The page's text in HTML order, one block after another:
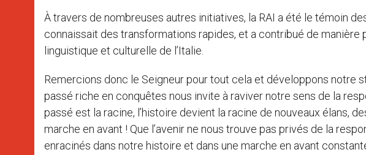
À travers de nombreuses autres initiatives, la RAI a été le témoin
connaissait des transformations rapides, et a contribué de manière
linguistique et culturelle de l’Italie.
Remercions donc le Seigneur pour tout cela et développons notre
passé riche en conquêtes nous invite à raviver notre sens de la
passé est la racine, l’histoire devient la racine de nouveaux élans,
marche en avant ! Que l’avenir ne nous trouve pas privés de la
enracinés dans notre histoire et dans une marche en avant